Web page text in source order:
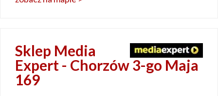
Sklep Media
Expert - Chorzów 3-go Maja
169